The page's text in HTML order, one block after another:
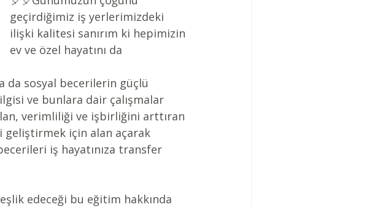
geçirdiğimiz iş yerlerimizdeki
ilişki kalitesi sanırım ki hepimizin
ev ve özel hayatını da
da sosyal becerilerin güçlü
ve bunlara dair çalışmalar
verimliliği ve işbirliğini arttıran
geliştirmek için alan açarak
iş hayatınıza transfer
edeceği bu eğitim hakkında